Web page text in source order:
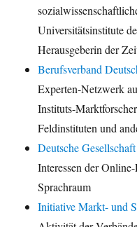
Universitätsinstitute
Herausgeberin der
Berufsverband
Experten-Netzwerk
Instituts-
Feldinstituten und
Deutsche
Interessen der
Sprachraum
Initiative Markt- und